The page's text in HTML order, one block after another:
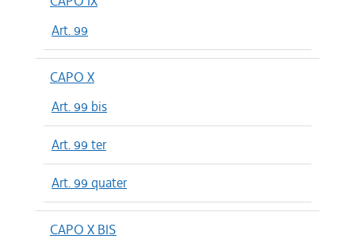
Art. 99
CAPO X
Art. 99 bis
Art. 99 ter
Art. 99 quater
CAPO X BIS